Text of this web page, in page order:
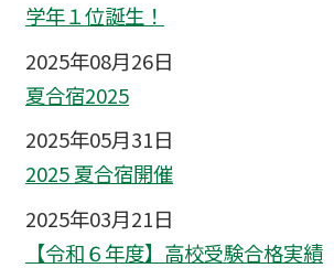
学年１位誕生！
2025年08月26日
夏合宿2025
2025年05月31日
2025 夏合宿開催
2025年03月21日
【令和６年度】高校受験合格実績